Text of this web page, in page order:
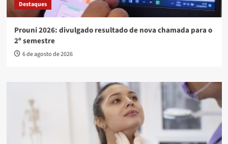
Destaques
Prouni 2026: divulgado resultado de nova chamada para o
2º semestre
6 de agosto de 2026